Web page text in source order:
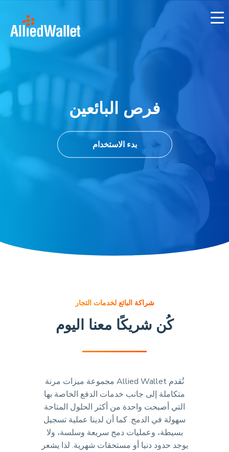
to
فرص البائعين
بدء الاستخدام
شراكة البائع لخدمات التجار
كُن شريكًا معنا اليوم
تُقدم Allied Wallet مجموعة ميزات مرنة
متكاملة إلى جانب خدمات الدفع الخاصة بها
التي أصبحت واحدة من أكثر الحلول المتاحة
سهولة في الدمج. كما أن لدينا عملية تسجيل
بسيطة، وعمليات دمج سريعة وسلسة، ولا
يوجد حدود دنيا أو مستحقات شهرية. لذا يشعر